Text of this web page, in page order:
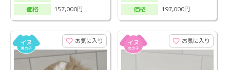
価格
157,000円
価格
197,000円
お気に入り お気に入り